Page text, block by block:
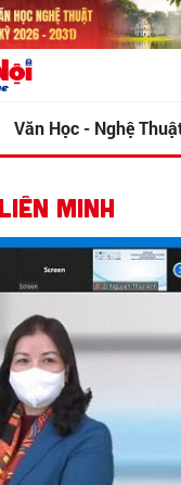
Văn Học - Nghệ
MINH